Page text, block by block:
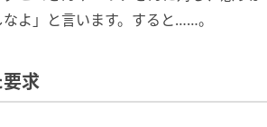
よ」と言います。すると……。
求